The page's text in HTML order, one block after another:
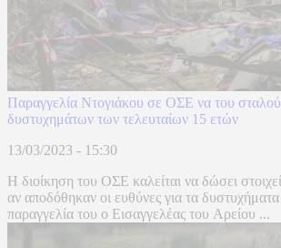
Παραγγελία Ντογιάκου σε ΟΣΕ να του
δυστυχημάτων των τελευταίων 15 ετών
13/03/2023 - 15:30
Η διοίκηση του ΟΣΕ καλείται να δώσει
αν αποδόθηκαν οι ευθύνες για τα
παραγγελία του ο Εισαγγελέας του Αρείου ...